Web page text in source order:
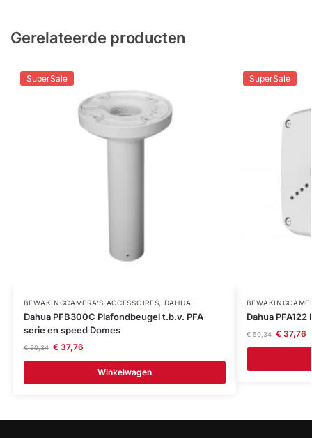
Gerelateerde producten
SuperSale
BEWAKINGCAMERA'S ACCESSOIRES, DAHUA
Dahua PFB300C Plafondbeugel t.b.v. PFA
serie en speed Domes
€50,34 €37,76
Winkelwagen
SuperSale
Dahua
€50,34 €37,76